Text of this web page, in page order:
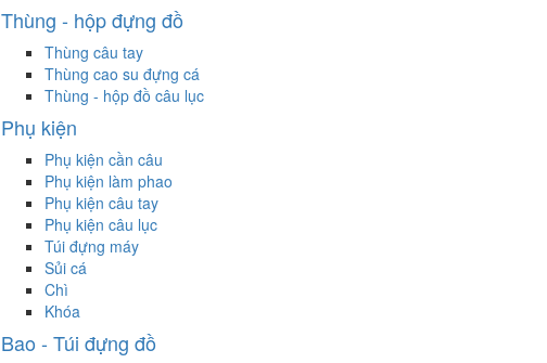
Thùng - hộp đựng đồ
Thùng câu tay
Thùng cao su đựng cá
Thùng - hộp đồ câu lục
Phụ kiện
Phụ kiện cần câu
Phụ kiện làm phao
Phụ kiện câu tay
Phụ kiện câu lục
Túi đựng máy
Sủi cá
Chì
Khóa
Bao - Túi đựng đồ